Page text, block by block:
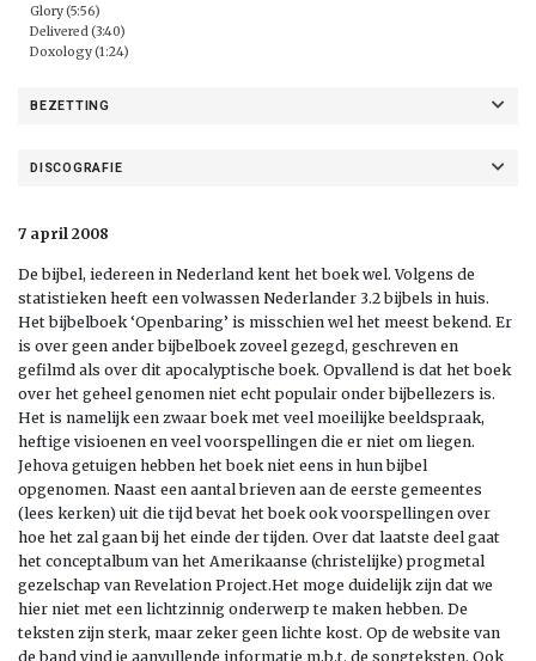
Glory (5:56)
Delivered (3:40)
Doxology (1:24)
BEZETTING
DISCOGRAFIE
7 april 2008
De bijbel, iedereen in Nederland kent het boek wel. Volgens de
statistieken heeft een volwassen Nederlander 3.2 bijbels in huis.
Het bijbelboek ‘Openbaring’ is misschien wel het meest bekend. Er
is over geen ander bijbelboek zoveel gezegd, geschreven en
gefilmd als over dit apocalyptische boek. Opvallend is dat het boek
over het geheel genomen niet echt populair onder bijbellezers is.
Het is namelijk een zwaar boek met veel moeilijke beeldspraak,
heftige visioenen en veel voorspellingen die er niet om liegen.
Jehova getuigen hebben het boek niet eens in hun bijbel
opgenomen. Naast een aantal brieven aan de eerste gemeentes
(lees kerken) uit die tijd bevat het boek ook voorspellingen over
hoe het zal gaan bij het einde der tijden. Over dat laatste deel gaat
het conceptalbum van het Amerikaanse (christelijke) progmetal
gezelschap van Revelation Project.Het moge duidelijk zijn dat we
hier niet met een lichtzinnig onderwerp te maken hebben. De
teksten zijn sterk, maar zeker geen lichte kost. Op de website van
de band vind je aanvullende informatie m.b.t. de songteksten. Ook